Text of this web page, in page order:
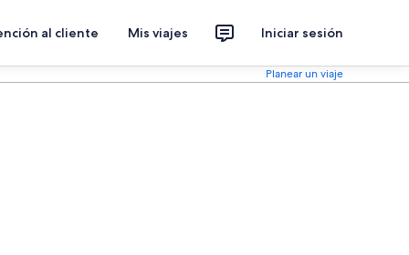
al cliente Mis viajes Iniciar sesión
Planear un viaje